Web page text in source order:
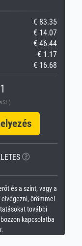
€ 83.35
€ 14.07
€ 46.44
€ 1.17
€ 16.68
és a színt, vagy a
örömmel
további
kapcsolatba